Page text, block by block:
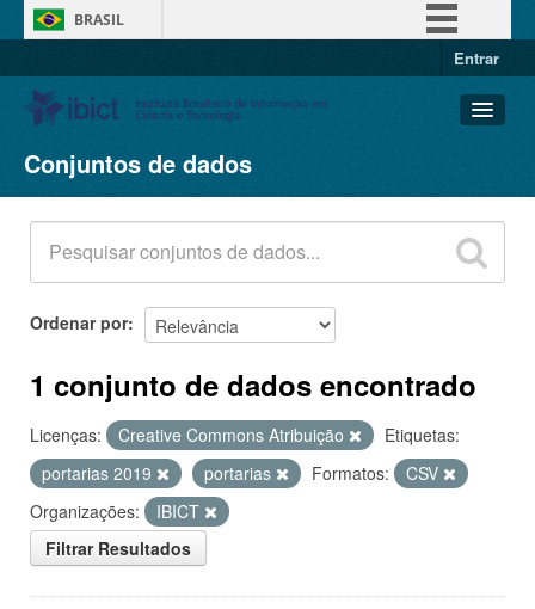
BRASIL
Entrar
Conjuntos de dados
Organizações
Grupos
Sobre
Conjuntos de dados
Ordenar por
1 conjunto de dados encontrado
Licenças: Creative Commons Atribuição
Etiquetas:
portarias 2019
portarias Formatos:
CSV
Organizações:
IBICT
Filtrar Resultados